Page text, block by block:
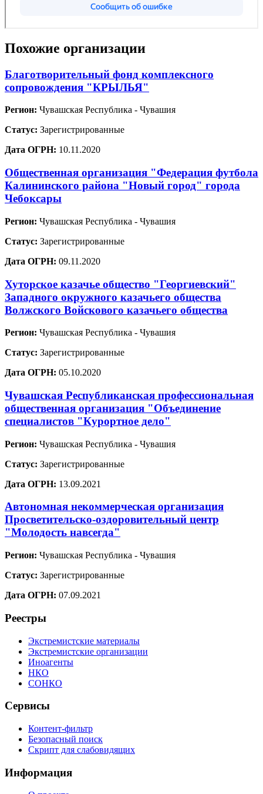
Похожие организации
Благотворительный фонд комплексного
сопровождения "КРЫЛЬЯ"
Регион: Чувашская Республика - Чувашия
Статус: Зарегистрированные
Дата ОГРН: 10.11.2020
Общественная организация "Федерация футбола
Калининского района "Новый город" города
Чебоксары
Регион: Чувашская Республика - Чувашия
Статус: Зарегистрированные
Дата ОГРН: 09.11.2020
Хуторское казачье общество "Георгиевский"
Западного окружного казачьего общества
Волжского Войскового казачьего общества
Регион: Чувашская Республика - Чувашия
Статус: Зарегистрированные
Дата ОГРН: 05.10.2020
Чувашская Республиканская профессиональная
общественная организация "Объединение
специалистов "Курортное дело"
Регион: Чувашская Республика - Чувашия
Статус: Зарегистрированные
Дата ОГРН: 13.09.2021
Автономная некоммерческая организация
Просветительско-оздоровительный центр
"Молодость навсегда"
Регион: Чувашская Республика - Чувашия
Статус: Зарегистрированные
Дата ОГРН: 07.09.2021
Реестры
Экстремистские материалы
Экстремистские организации
Иноагенты
НКО
СОНКО
Сервисы
Контент-фильтр
Безопасный поиск
Скрипт для слабовидящих
Информация